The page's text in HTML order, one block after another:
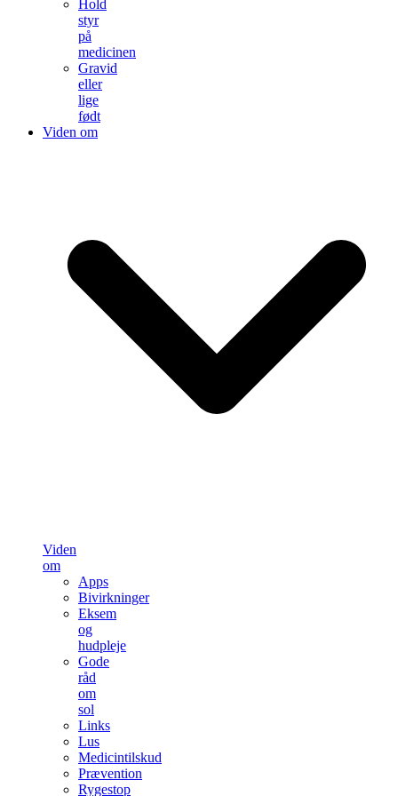
Hold
styr
på
medicinen
Gravid
eller
lige
født
Viden om
Viden
om
Apps
Bivirkninger
Eksem
og
hudpleje
Gode
råd
om
sol
Links
Lus
Medicintilskud
Prævention
Rygestop